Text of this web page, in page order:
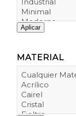
Aplicar
MATERIAL